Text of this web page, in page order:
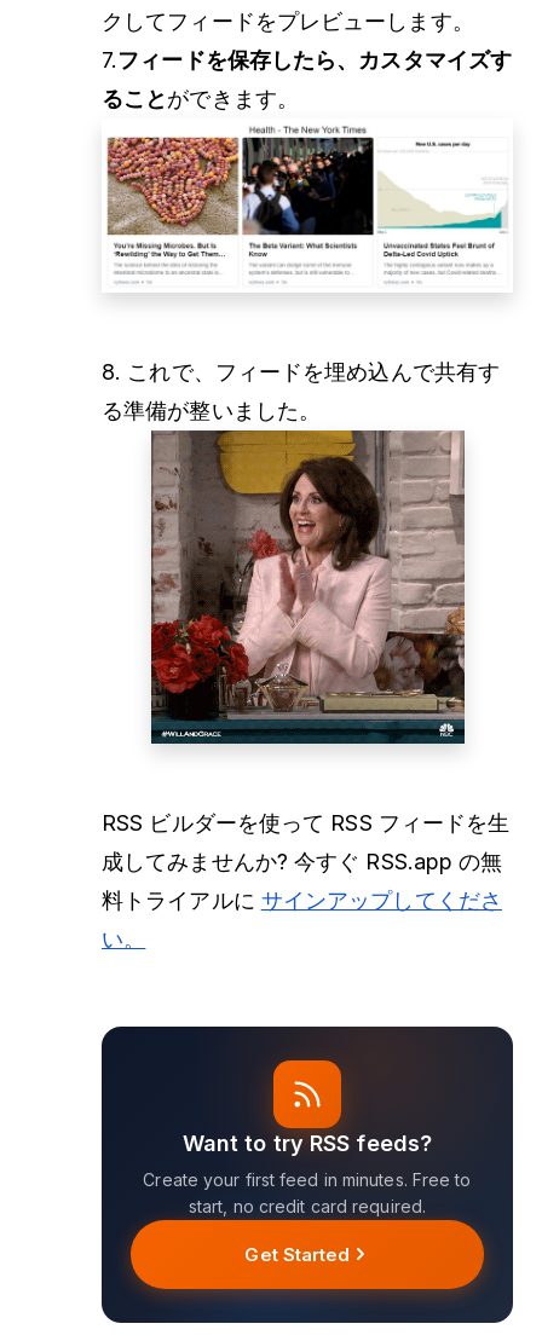
クしてフィードをプレビューします。
7.フィードを保存したら、カスタマイズす
ることができます。
8. これで、フィードを埋め込んで共有す
る準備が整いました。
RSS ビルダーを使って RSS フィードを生
成してみませんか? 今すぐ RSS.app の無
料トライアルに サインアップしてくださ
い。
Want to try RSS feeds?
Create your first feed in minutes. Free to
start, no credit card required.
Get Started